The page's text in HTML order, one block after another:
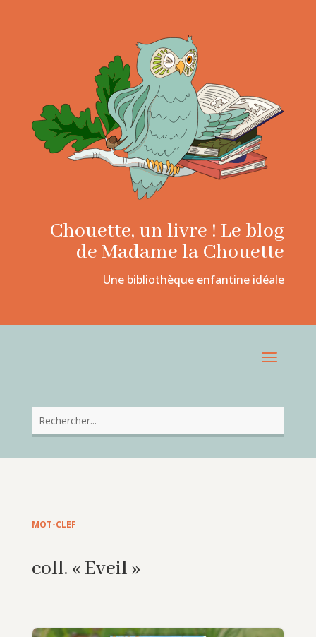
Chouette, un livre ! Le blog
de Madame la Chouette
Une bibliothèque enfantine idéale
MOT-CLEF
coll. « Eveil »